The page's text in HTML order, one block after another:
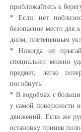
приближайтесь к
* Если нет
безопасное место для
дном, постепенным
* Никогда не
специально: можно
предмет, легко
погибнуть.
* В водоёмах с
у самой поверхности
движений. Если же
остановку приняв